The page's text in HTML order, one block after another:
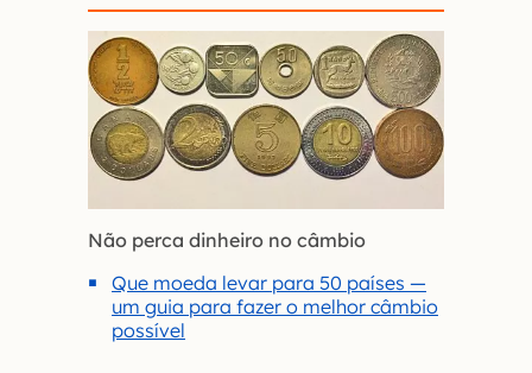
Não perca dinheiro no câmbio
Que moeda levar para 50 países —
um guia para fazer o melhor câmbio
possível